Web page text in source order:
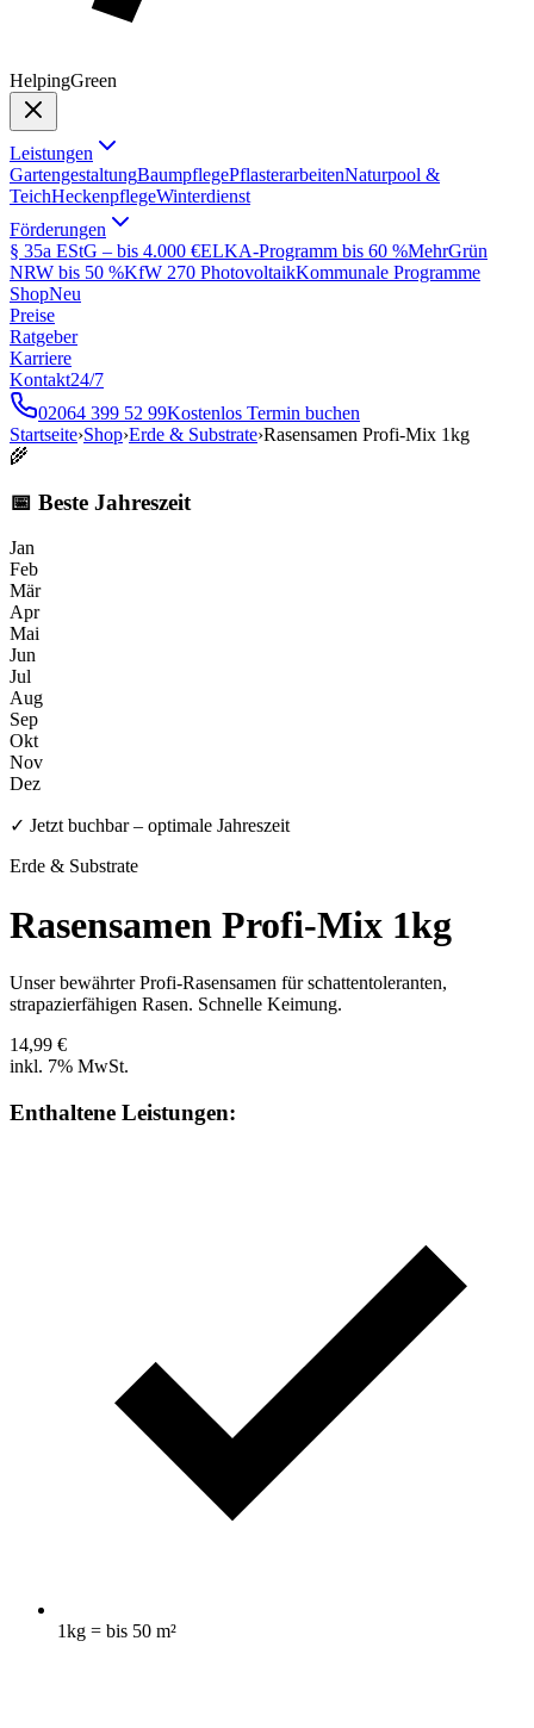
HelpingGreen
Leistungen
GartengestaltungBaumpflegePflasterarbeitenNaturpool &
TeichHeckenpflegeWinterdienst
Förderungen
§ 35a EStG – bis 4.000 €ELKA-Programm bis 60 %MehrGrün
NRW bis 50 %KfW 270 PhotovoltaikKommunale Programme
ShopNeu
Preise
Ratgeber
Karriere
Kontakt24/7
02064 399 52 99Kostenlos Termin buchen
Startseite›Shop›Erde & Substrate›Rasensamen Profi-Mix 1kg
🌾
📅 Beste Jahreszeit
Jan
Feb
Mär
Apr
Mai
Jun
Jul
Aug
Sep
Okt
Nov
Dez
✓ Jetzt buchbar – optimale Jahreszeit
Erde & Substrate
Rasensamen Profi-Mix 1kg
Unser bewährter Profi-Rasensamen für schattentoleranten,
strapazierfähigen Rasen. Schnelle Keimung.
14,99 €
inkl. 7% MwSt.
Enthaltene Leistungen:
1kg = bis 50 m²